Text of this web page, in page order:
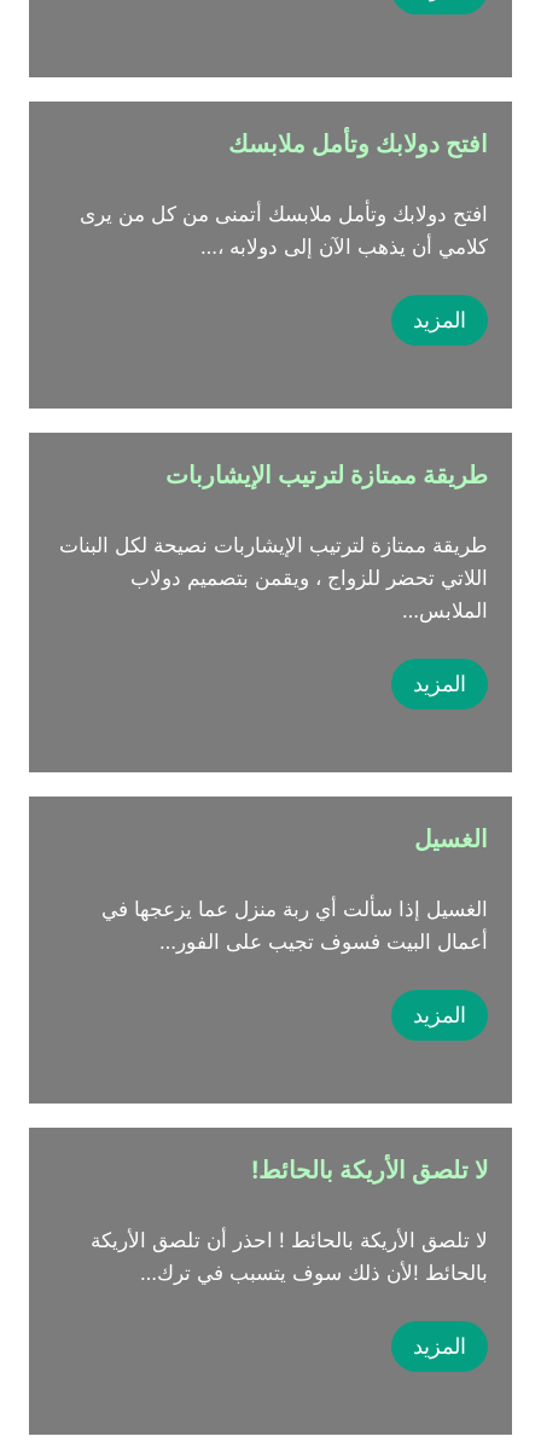
افتح دولابك وتأمل ملابسك
افتح دولابك وتأمل ملابسك أتمنى من كل من يرى
كلامي أن يذهب الآن إلى دولابه ،…
المزيد
طريقة ممتازة لترتيب الإيشاربات
طريقة ممتازة لترتيب الإيشاربات نصيحة لكل البنات
اللاتي تحضر للزواج ، ويقمن بتصميم دولاب
الملابس…
المزيد
الغسيل
الغسيل إذا سألت أي ربة منزل عما يزعجها في
أعمال البيت فسوف تجيب على الفور…
المزيد
لا تلصق الأريكة بالحائط!
لا تلصق الأريكة بالحائط ! احذر أن تلصق الأريكة
بالحائط !لأن ذلك سوف يتسبب في ترك…
المزيد